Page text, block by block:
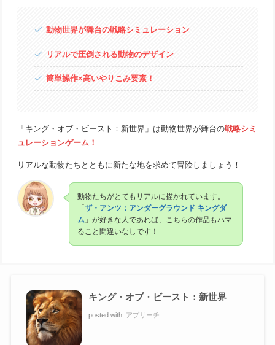
動物世界が舞台の戦略シミュレーション
リアルで圧倒される動物のデザイン
簡単操作×高いやりこみ要素！
「キング・オブ・ビースト：新世界」は動物世界が舞台の戦略シミ
ュレーションゲーム！
リアルな動物たちとともに新たな地を求めて冒険しましょう！
動物たちがとてもリアルに描かれています。
「ザ・アンツ：アンダーグラウンド キングダ
ム 」が好きな人であれば、こちらの作品もハマ
ること間違いなしです！
キング・オブ・ビースト：新世界
posted with アプリーチ